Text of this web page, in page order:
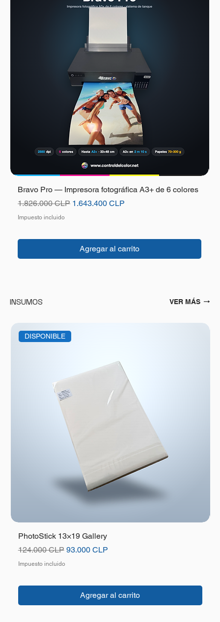
Bravo Pro — Impresora fotográfica A3+ de 6 colores
Precio
1.826.000 CLP Precio de oferta
1.643.400 CLP
Impuesto incluido
Agregar al carrito
INSUMOS VER MÁS
DISPONIBLE
PhotoStick 13×19 Gallery
Precio
124.000 CLP Precio de oferta
93.000 CLP
Impuesto incluido
Agregar al carrito